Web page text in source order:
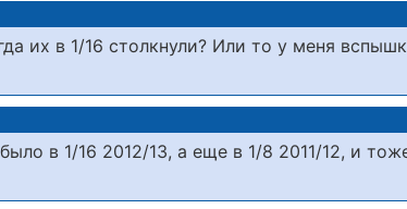
их в 1/16 столкнули? Или то у меня
в 1/16 2012/13, а еще в 1/8 2011/12, и